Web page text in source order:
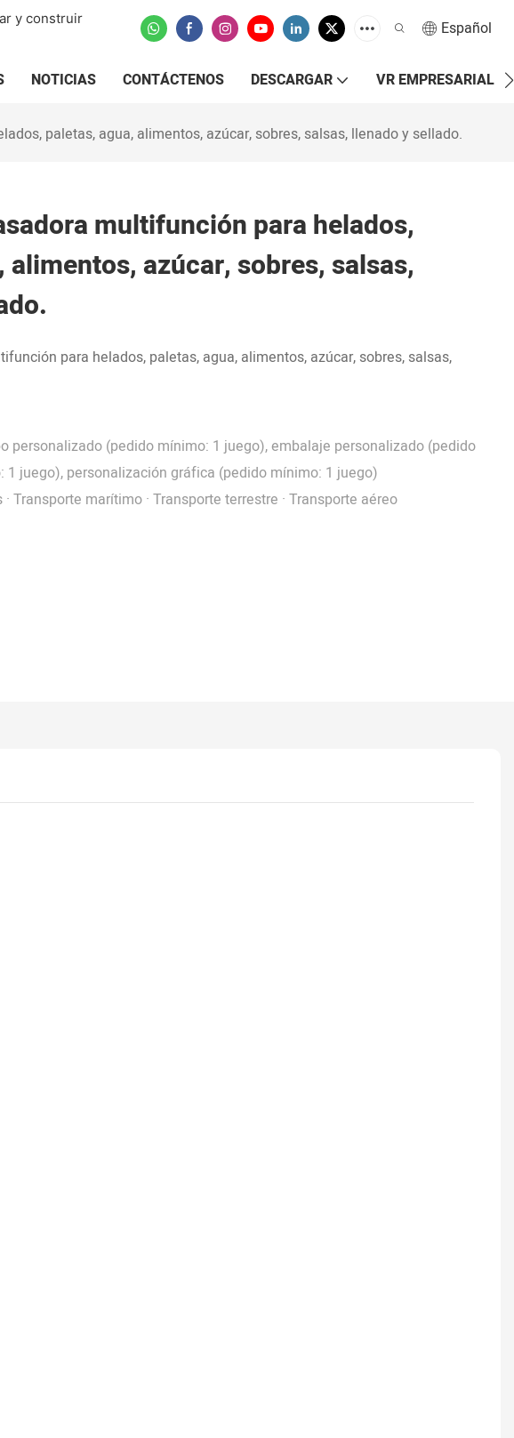
y construir
Español
NOTICIAS CONTÁCTENOS DESCARGAR VR EMPRESARIAL
paletas, agua, alimentos, azúcar, sobres, salsas, llenado y sellado.
multifunción para helados,
alimentos, azúcar, sobres, salsas,
para helados, paletas, agua, alimentos, azúcar, sobres, salsas,
personalizado (pedido mínimo: 1 juego), embalaje personalizado (pedido
1 juego), personalización gráfica (pedido mínimo: 1 juego)
· Transporte marítimo · Transporte terrestre · Transporte aéreo